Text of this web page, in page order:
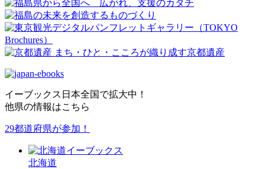
イーブックス日本全国で拡大中！
他県の情報はこちら
29都道府県が参加！
北海道